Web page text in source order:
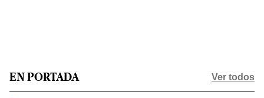
EN PORTADA Ver todos